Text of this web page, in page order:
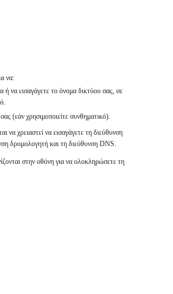
να:
ή να εισαγάγετε το όνομα δικτύου σας, σε
(εάν χρησιμοποιείτε συνθηματικό).
να χρειαστεί να εισαγάγετε τη διεύθυνση
δρομολογητή και τη διεύθυνση DNS.
στην οθόνη για να ολοκληρώσετε τη